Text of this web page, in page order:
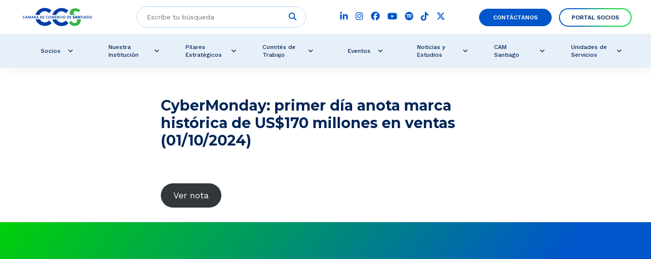
CONTÁCTANOS PORTAL SOCIOS
Socios
Nuestra
Institución
Pilares
Estratégicos
Comités de
Trabajo
Eventos
Noticias y
Estudios
CAM
Santiago
Unidades de
Servicios
CyberMonday: primer día anota marca
histórica de US$170 millones en ventas
(01/10/2024)
Ver nota